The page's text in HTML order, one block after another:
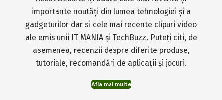
importante noutăți din lumea tehnologiei și a
gadgeturilor dar si cele mai recente clipuri video
ale emisiunii IT MANIA și TechBuzz. Puteți citi, de
asemenea, recenzii despre diferite produse,
tutoriale, recomandări de aplicații și jocuri.
Afla mai multe